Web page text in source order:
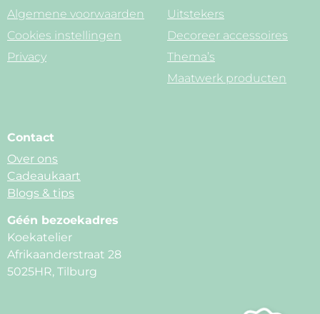
Algemene voorwaarden
Cookies instellingen
Privacy
Uitstekers
Decoreer accessoires
Thema’s
Maatwerk producten
Contact
Over ons
Cadeaukaart
Blogs & tips
Géén bezoekadres
Koekatelier
Afrikaanderstraat 28
5025HR, Tilburg